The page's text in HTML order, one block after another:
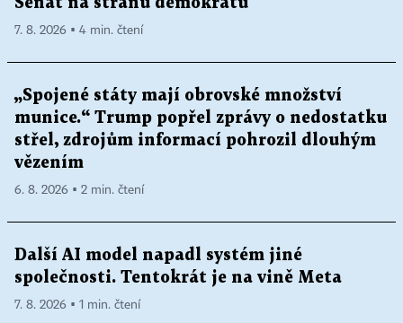
Senát na stranu demokratů
7. 8. 2026 ▪ 4 min. čtení
„Spojené státy mají obrovské množství
munice.“ Trump popřel zprávy o nedostatku
střel, zdrojům informací pohrozil dlouhým
vězením
6. 8. 2026 ▪ 2 min. čtení
Další AI model napadl systém jiné
společnosti. Tentokrát je na vině Meta
7. 8. 2026 ▪ 1 min. čtení